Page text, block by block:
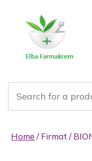
Home / Firmat /